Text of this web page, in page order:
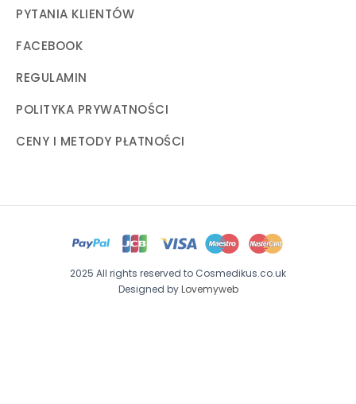
PYTANIA KLIENTÓW
FACEBOOK
REGULAMIN
POLITYKA PRYWATNOŚCI
CENY I METODY PŁATNOŚCI
2025 All rights reserved to Cosmedikus.co.uk
Designed byLovemyweb